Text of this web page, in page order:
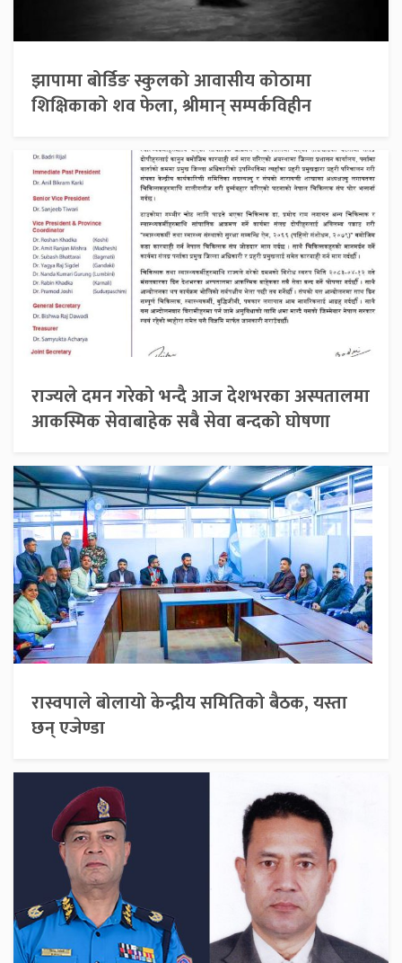
झापामा बोर्डिङ स्कुलको आवासीय कोठामा
शिक्षिकाको शव फेला, श्रीमान् सम्पर्कविहीन
राज्यले दमन गरेको भन्दै आज देशभरका अस्पतालमा
आकस्मिक सेवाबाहेक सबै सेवा बन्दको घोषणा
रास्वपाले बोलायो केन्द्रीय समितिको बैठक, यस्ता
छन् एजेण्डा